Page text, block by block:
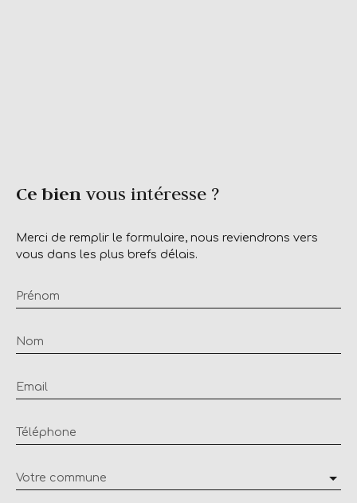
Ce bien vous intéresse ?
Merci de remplir le formulaire, nous reviendrons vers
vous dans les plus brefs délais.
Prénom
Nom
Email
Téléphone
Votre commune